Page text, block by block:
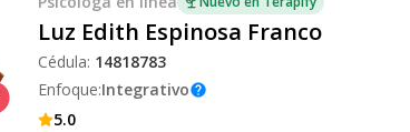
Luz Edith Espinosa Franco
Cédula: 14818783
Enfoque:Integrativohelp
5.0